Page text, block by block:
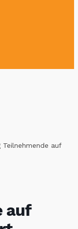
Teilnehmende auf
auf